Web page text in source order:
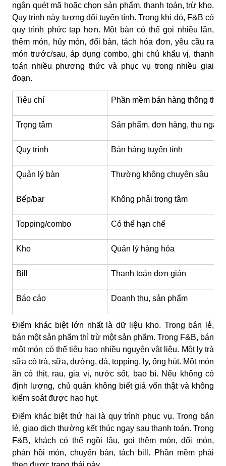
ngân quét mã hoặc chọn sản phẩm, thanh toán, trừ kho.
Quy trình này tương đối tuyến tính. Trong khi đó, F&B có
quy trình phức tạp hơn. Một bàn có thể gọi nhiều lần,
thêm món, hủy món, đổi bàn, tách hóa đơn, yêu cầu ra
món trước/sau, áp dụng combo, ghi chú khẩu vị, thanh
toán nhiều phương thức và phục vụ trong nhiều giai
đoạn.
Tiêu chí Phần mềm bán hàng thông
Trọng tâm Sản phẩm, đơn hàng, thu ngân
Quy trình Bán hàng tuyến tính
Quản lý bàn Thường không chuyên sâu
Bếp/bar Không phải trọng tâm
Topping/combo Có thể hạn chế
Kho Quản lý hàng hóa
Bill Thanh toán đơn giản
Báo cáo Doanh thu, sản phẩm
Điểm khác biệt lớn nhất là dữ liệu kho. Trong bán lẻ,
bán một sản phẩm thì trừ một sản phẩm. Trong F&B, bán
một món có thể tiêu hao nhiều nguyên vật liệu. Một ly trà
sữa có trà, sữa, đường, đá, topping, ly, ống hút. Một món
ăn có thịt, rau, gia vị, nước sốt, bao bì. Nếu không có
định lượng, chủ quán không biết giá vốn thật và không
kiểm soát được hao hụt.
Điểm khác biệt thứ hai là quy trình phục vụ. Trong bán
lẻ, giao dịch thường kết thúc ngay sau thanh toán. Trong
F&B, khách có thể ngồi lâu, gọi thêm món, đổi món,
phản hồi món, chuyển bàn, tách bill. Phần mềm phải